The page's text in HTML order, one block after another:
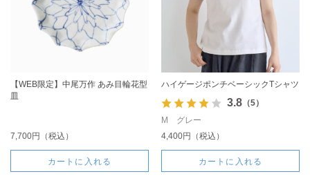
【WEB限定】中尾万作 あみ目輪花型
皿
7,700円（税込）
カートに入れる
ハイゲージポンチベーシックTシャツ
3.8（5）
M グレー
4,400円（税込）
カートに入れる